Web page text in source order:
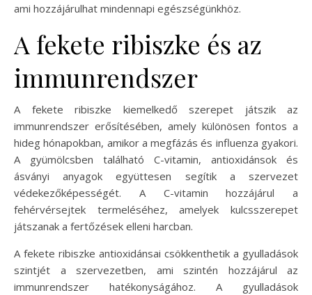
ami hozzájárulhat mindennapi egészségünkhöz.
A fekete ribiszke és az
immunrendszer
A fekete ribiszke kiemelkedő szerepet játszik az
immunrendszer erősítésében, amely különösen fontos a
hideg hónapokban, amikor a megfázás és influenza gyakori.
A gyümölcsben található C-vitamin, antioxidánsok és
ásványi anyagok együttesen segítik a szervezet
védekezőképességét. A C-vitamin hozzájárul a
fehérvérsejtek termeléséhez, amelyek kulcsszerepet
játszanak a fertőzések elleni harcban.
A fekete ribiszke antioxidánsai csökkenthetik a gyulladások
szintjét a szervezetben, ami szintén hozzájárul az
immunrendszer hatékonyságához. A gyulladások